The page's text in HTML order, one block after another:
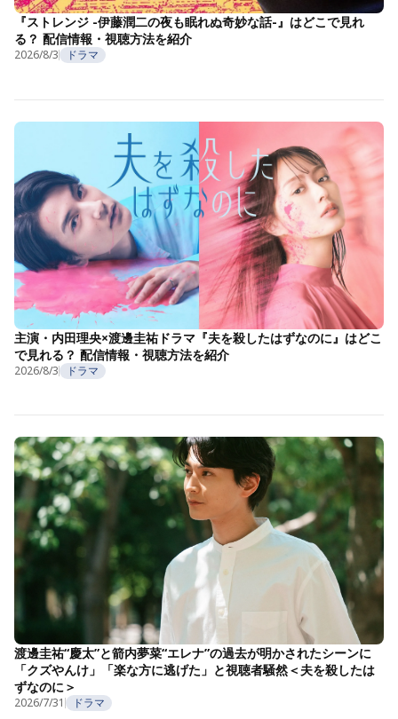
『ストレンジ -伊藤潤二の夜も眠れぬ奇妙な話-』はどこで見れ
る？ 配信情報・視聴方法を紹介
2026/8/3 ドラマ
主演・内田理央×渡邊圭祐ドラマ『夫を殺したはずなのに』はどこ
で見れる？ 配信情報・視聴方法を紹介
2026/8/3 ドラマ
渡邊圭祐“慶太”と箭内夢菜“エレナ”の過去が明かされたシーンに
「クズやんけ」「楽な方に逃げた」と視聴者騒然＜夫を殺したは
ずなのに＞
2026/7/31 ドラマ